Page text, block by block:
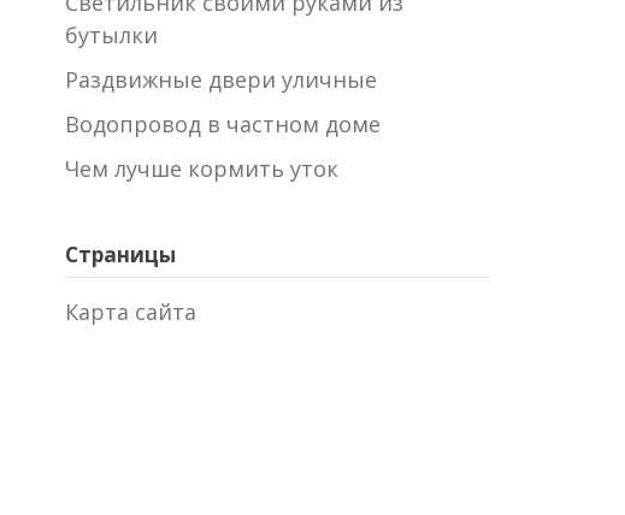
бутылки
Раздвижные двери уличные
Водопровод в частном доме
Чем лучше кормить уток
Страницы
Карта сайта